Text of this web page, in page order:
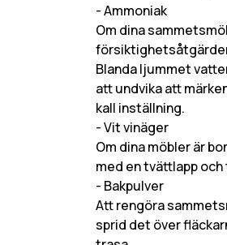
- Ammoniak
Om dina
Blanda ljummet
att undvika att
kall inställning.
- Vit vinäger
Om dina möbler är
med en tvättlapp
- Bakpulver
Att rengöra
sprid det över